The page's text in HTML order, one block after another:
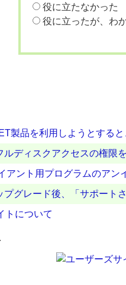
役に立たなかった
役に立ったが、わ
製品を利用しようとする
ルディスクアクセスの権限
アント用プログラムのアン
プグレード後、「サポート
トについて